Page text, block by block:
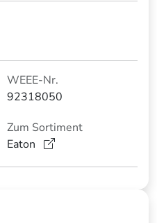
WEEE-Nr.
92318050
Zum Sortiment
Eaton